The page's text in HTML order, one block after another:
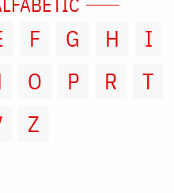
F G H
I
O P R
T
Z